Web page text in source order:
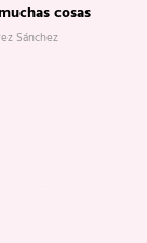
cosas
Sánchez